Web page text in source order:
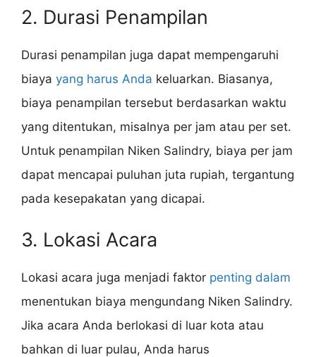
2. Durasi Penampilan
Durasi penampilan juga dapat mempengaruhi
biaya yang harus Anda keluarkan. Biasanya,
biaya penampilan tersebut berdasarkan waktu
yang ditentukan, misalnya per jam atau per set.
Untuk penampilan Niken Salindry, biaya per jam
dapat mencapai puluhan juta rupiah, tergantung
pada kesepakatan yang dicapai.
3. Lokasi Acara
Lokasi acara juga menjadi faktor penting dalam
menentukan biaya mengundang Niken Salindry.
Jika acara Anda berlokasi di luar kota atau
bahkan di luar pulau, Anda harus